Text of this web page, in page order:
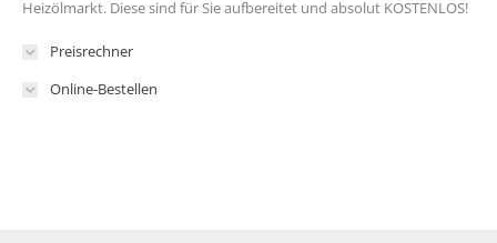
Heizölmarkt. Diese sind für Sie aufbereitet und absolut KOSTENLOS!
Preisrechner
Online-Bestellen